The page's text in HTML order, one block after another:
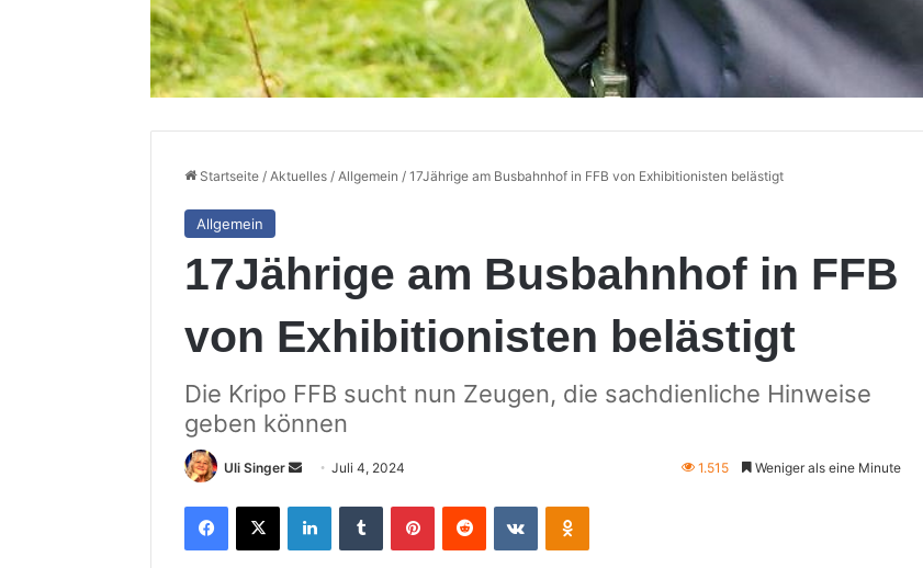
Startseite / Aktuelles / Allgemein / 17Jährige am Busbahnhof in FFB von Exhibitionisten belästigt
Allgemein
17Jährige am Busbahnhof in FFB
von Exhibitionisten belästigt
Die Kripo FFB sucht nun Zeugen, die sachdienliche Hinweise
geben können
Uli Singer
Sende
eine
Juli 4, 2024 1.515 Weniger als eine Minute
Facebook
X LinkedInTumblr PinterestReddit VKontakteOdnoklassniki